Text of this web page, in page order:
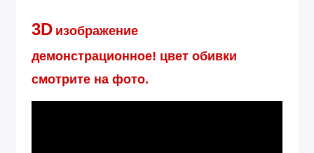
3D изображение
демонстрационное! цвет обивки
смотрите на фото.